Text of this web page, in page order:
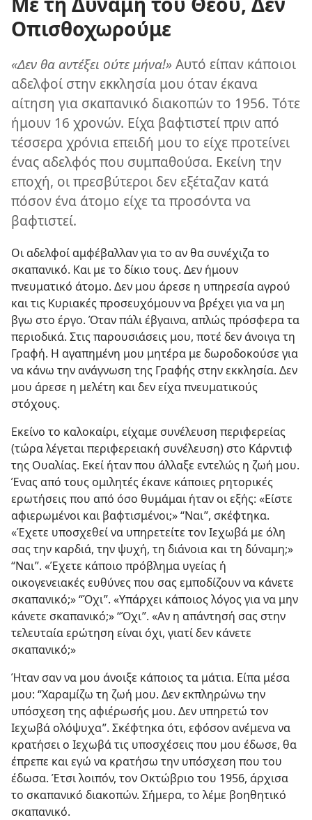
Οπισθοχωρούμε
«Δεν θα αντέξει ούτε μήνα!» Αυτό είπαν κάποιοι
αδελφοί στην εκκλησία μου όταν έκανα
αίτηση για σκαπανικό διακοπών το 1956. Τότε
ήμουν 16 χρονών. Είχα βαφτιστεί πριν από
τέσσερα χρόνια επειδή μου το είχε προτείνει
ένας αδελφός που συμπαθούσα. Εκείνη την
εποχή, οι πρεσβύτεροι δεν εξέταζαν κατά
πόσον ένα άτομο είχε τα προσόντα να
βαφτιστεί.
Οι αδελφοί αμφέβαλλαν για το αν θα συνέχιζα το
σκαπανικό. Και με το δίκιο τους. Δεν ήμουν
πνευματικό άτομο. Δεν μου άρεσε η υπηρεσία αγρού
και τις Κυριακές προσευχόμουν να βρέχει για να μη
βγω στο έργο. Όταν πάλι έβγαινα, απλώς πρόσφερα τα
περιοδικά. Στις παρουσιάσεις μου, ποτέ δεν άνοιγα τη
Γραφή. Η αγαπημένη μου μητέρα με δωροδοκούσε για
να κάνω την ανάγνωση της Γραφής στην εκκλησία. Δεν
μου άρεσε η μελέτη και δεν είχα πνευματικούς
στόχους.
Εκείνο το καλοκαίρι, είχαμε συνέλευση περιφερείας
(τώρα λέγεται περιφερειακή συνέλευση) στο Κάρντιφ
της Ουαλίας. Εκεί ήταν που άλλαξε εντελώς η ζωή μου.
Ένας από τους ομιλητές έκανε κάποιες ρητορικές
ερωτήσεις που από όσο θυμάμαι ήταν οι εξής: «Είστε
αφιερωμένοι και βαφτισμένοι;» “Ναι”, σκέφτηκα.
«Έχετε υποσχεθεί να υπηρετείτε τον Ιεχωβά με όλη
σας την καρδιά, την ψυχή, τη διάνοια και τη δύναμη;»
“Ναι”. «Έχετε κάποιο πρόβλημα υγείας ή
οικογενειακές ευθύνες που σας εμποδίζουν να κάνετε
σκαπανικό;» “Όχι”. «Υπάρχει κάποιος λόγος για να μην
κάνετε σκαπανικό;» “Όχι”. «Αν η απάντησή σας στην
τελευταία ερώτηση είναι όχι, γιατί δεν κάνετε
σκαπανικό;»
Ήταν σαν να μου άνοιξε κάποιος τα μάτια. Είπα μέσα
μου: “Χαραμίζω τη ζωή μου. Δεν εκπληρώνω την
υπόσχεση της αφιέρωσής μου. Δεν υπηρετώ τον
Ιεχωβά ολόψυχα”. Σκέφτηκα ότι, εφόσον ανέμενα να
κρατήσει ο Ιεχωβά τις υποσχέσεις που μου έδωσε, θα
έπρεπε και εγώ να κρατήσω την υπόσχεση που του
έδωσα. Έτσι λοιπόν, τον Οκτώβριο του 1956, άρχισα
το σκαπανικό διακοπών. Σήμερα, το λέμε βοηθητικό
σκαπανικό.